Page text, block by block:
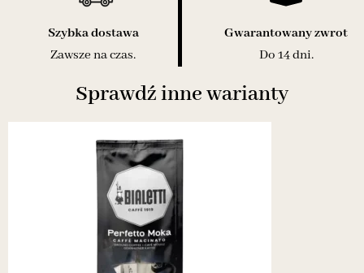
Szybka dostawa
Zawsze na czas.
Gwarantowany zwrot
Do 14 dni.
Sprawdź inne warianty